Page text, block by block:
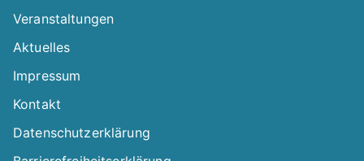
Veranstaltungen
Aktuelles
Impressum
Kontakt
Datenschutzerklärung